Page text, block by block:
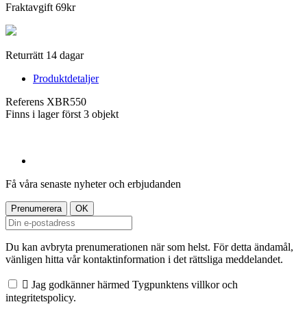
Fraktavgift 69kr
Returrätt 14 dagar
Produktdetaljer
Referens XBR550
Finns i lager först 3 objekt
Få våra senaste nyheter och erbjudanden
Du kan avbryta prenumerationen när som helst. För detta ändamål,
vänligen hitta vår kontaktinformation i det rättsliga meddelandet.
 Jag godkänner härmed Tygpunktens villkor och
integritetspolicy.